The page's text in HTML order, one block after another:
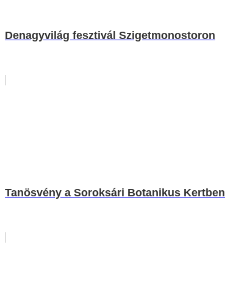
Denagyvilág fesztivál Szigetmonostoron
Tanösvény a Soroksári Botanikus Kertben